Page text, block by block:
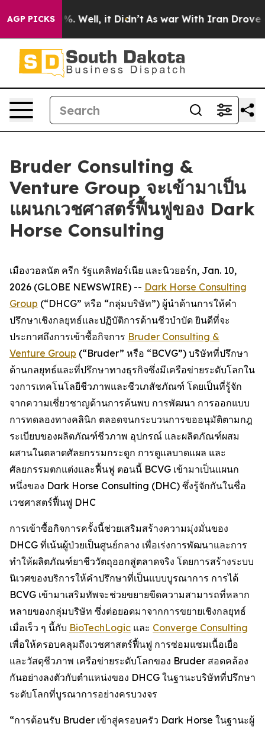
AGP PICKS
40%. Well, it Didn’t As war With Iran Drove oil
Bruder Consulting &
Venture Group จะเข้ามาเป็น
แผนกเวชศาสตร์ฟื้นฟูของ Dark
Horse Consulting
เมืองวอลนัต ครีก รัฐแคลิฟอร์เนีย และนิวยอร์ก, Jan. 10,
2026 (GLOBE NEWSWIRE) -- Dark Horse Consulting
Group (“DHCG” หรือ “กลุ่มบริษัท”) ผู้นำด้านการให้คำ
ปรึกษาเชิงกลยุทธ์และปฏิบัติการด้านชีวบำบัด ยินดีที่จะ
ประกาศถึงการเข้าซื้อกิจการ Bruder Consulting &
Venture Group (“Bruder” หรือ “BCVG”) บริษัทที่ปรึกษา
ด้านกลยุทธ์และที่ปรึกษาทางธุรกิจซึ่งมีเครือข่ายระดับโลกใน
วงการเทคโนโลยีชีวภาพและชีวเภสัชภัณฑ์ โดยเป็นที่รู้จัก
จากความเชี่ยวชาญด้านการค้นพบ การพัฒนา การออกแบบ
การทดลองทางคลินิก ตลอดจนกระบวนการขออนุมัติตามกฎ
ระเบียบของผลิตภัณฑ์ชีวภาพ อุปกรณ์ และผลิตภัณฑ์ผสม
ผสานในตลาดศัลยกรรมกระดูก การดูแลบาดแผล และ
ศัลยกรรมตกแต่งและฟื้นฟู ตอนนี้ BCVG เข้ามาเป็นแผนก
หนึ่งของ Dark Horse Consulting (DHC) ซึ่งรู้จักกันในชื่อ
เวชศาสตร์ฟื้นฟู DHC
การเข้าซื้อกิจการครั้งนี้ช่วยเสริมสร้างความมุ่งมั่นของ
DHCG ที่เน้นผู้ป่วยเป็นศูนย์กลาง เพื่อเร่งการพัฒนาและการ
ทำให้ผลิตภัณฑ์ยาชีววัตถุออกสู่ตลาดจริง โดยการสร้างระบบ
นิเวศของบริการให้คำปรึกษาที่เป็นแบบบูรณาการ การได้
BCVG เข้ามาเสริมทัพจะช่วยขยายขีดความสามารถที่หลาก
หลายของกลุ่มบริษัท ซึ่งต่อยอดมาจากการขยายเชิงกลยุทธ์
เมื่อเร็ว ๆ นี้กับ BioTechLogic และ Converge Consulting
เพื่อให้ครอบคลุมถึงเวชศาสตร์ฟื้นฟู การซ่อมแซมเนื้อเยื่อ
และวัสดุชีวภาพ เครือข่ายระดับโลกของ Bruder สอดคล้อง
กันอย่างลงตัวกับตำแหน่งของ DHCG ในฐานะบริษัทที่ปรึกษา
ระดับโลกที่บูรณาการอย่างครบวงจร
“การต้อนรับ Bruder เข้าสู่ครอบครัว Dark Horse ในฐานะผู้